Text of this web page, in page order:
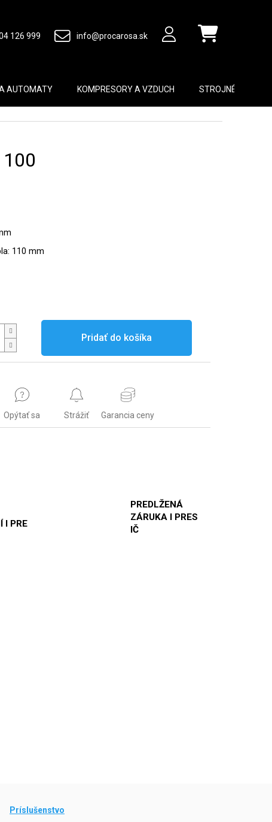
126 999 info@procarosa.sk Nákupný košík
AUTOMATY KOMPRESORY A VZDUCH STROJNÉ
100
110 mm
Pridať do košíka
Opýtať sa Strážiť Garancia ceny
I PRE
PREDLŽENÁ
ZÁRUKA I PRES
IČ
Príslušenstvo